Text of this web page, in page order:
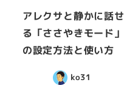
アレクサと静かに話せ
る「ささやきモード」
の設定方法と使い方
ko31